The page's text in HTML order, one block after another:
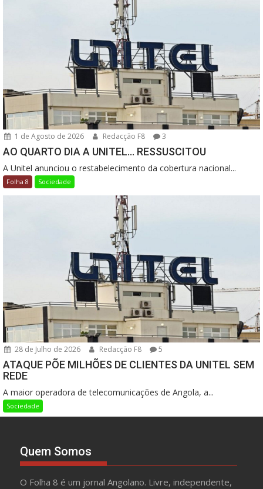
1 de Agosto de 2026 Redacção F8 3
AO QUARTO DIA A UNITEL… RESSUSCITOU
A Unitel anunciou o restabelecimento da cobertura nacional...
Folha 8 Sociedade
28 de Julho de 2026 Redacção F8 5
ATAQUE PÕE MILHÕES DE CLIENTES DA UNITEL SEM
REDE
A maior operadora de telecomunicações de Angola, a...
Sociedade
Quem Somos
O Folha 8 é um jornal Angolano. Livre, independente,